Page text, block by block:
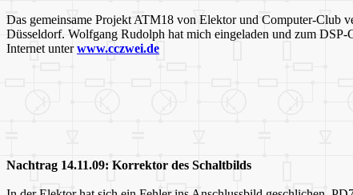
Das gemeinsame Projekt ATM18 von Elektor und Computer-
Düsseldorf. Wolfgang Rudolph hat mich eingeladen und zum
Internet unterwww.cczwei.de
Nachtrag 14.11.09: Korrektor des Schaltbilds